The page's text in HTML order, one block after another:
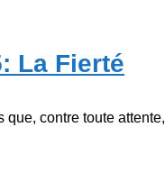
La Fierté
contre toute attente,